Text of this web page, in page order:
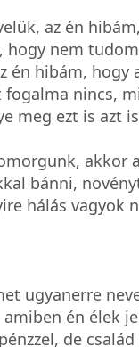
az én
nem
én hibám, hogy
fogalma nincs,
meg ezt is azt
akkor
bánni,
hálás vagyok
ugyanerre
én élek
de